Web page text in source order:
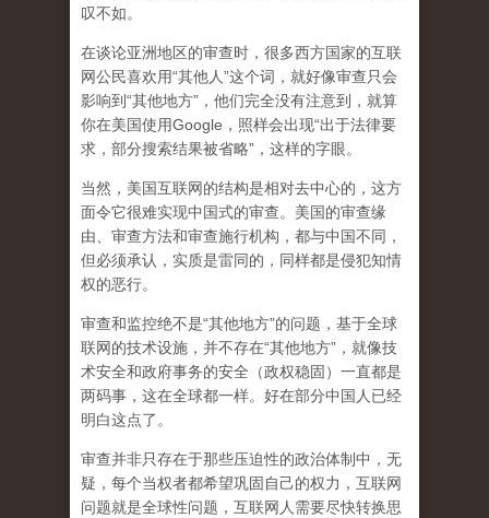
叹不如。
在谈论亚洲地区的审查时，很多西方国家的互联
网公民喜欢用“其他人”这个词，就好像审查只会
影响到“其他地方”，他们完全没有注意到， 就算
你在美国使用Google，照样会出现“出于法律要
求，部分搜索结果被省略”，这样的字眼。
当然，美国互联网的结构是相对去中心的，这方
面令它很难实现中国式的审查。美国的审查缘
由、审查方法和审查施行机构，都与中国不同，
但必须承认， 实质是雷同的，同样都是侵犯知情
权的恶行。
审查和监控绝不是“其他地方”的问题，基于全球
联网的技术设施，并不存在“其他地方”，就像技
术安全和政府事务的安全（政权稳固）一直都是
两码事，这在全球都一样。好在部分中国人已经
明白这点了。
审查并非只存在于那些压迫性的政治体制中，无
疑，每个当权者都希望巩固自己的权力，互联网
问题就是全球性问题，互联网人需要尽快转换思